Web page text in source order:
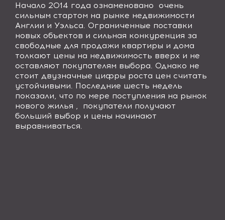
Начало 2014 года ознаменовано очень
сильным стартом на рынке недвижимости
Англии и Уэльса. Ограниченные поставки
новых объектов и сильная конкуренция за
свободные для продажи квартиры и дома
толкают цены на недвижимость вверх и не
оставляют покупателям выбора. Однако не
стоит двузначные цифры роста цен считать
устойчивыми. Последние шесть недель
показали, что по мере поступления на рынок
нового жилья , покупатели получают
больший выбор и цены начинают
выравниваться.